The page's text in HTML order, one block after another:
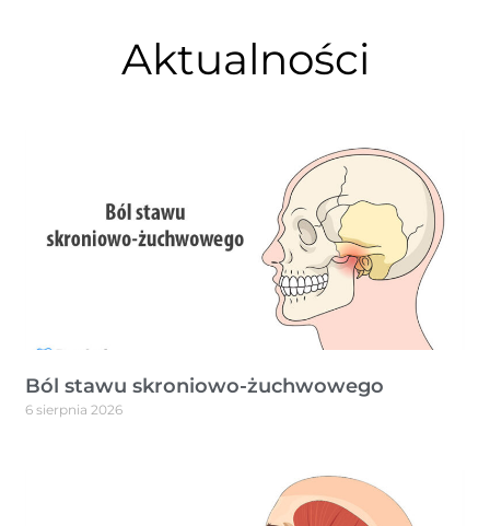
Aktualności
Ból stawu skroniowo-żuchwowego
6 sierpnia 2026